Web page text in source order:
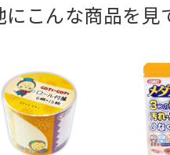
こんな商品を見